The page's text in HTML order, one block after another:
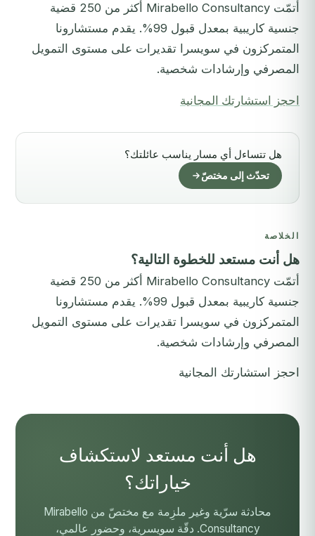
أتمّت Mirabello Consultancy أكثر من 250 قضية
جنسية كاريبية بمعدل قبول 99%. يقدم مستشارونا
المتمركزون في سويسرا تقديرات على مستوى التمويل
المصرفي وإرشادات شخصية.
احجز استشارتك المجانية
هل تتساءل أي مسار يناسب عائلتك؟
تحدّث إلى مختصّ
الخلاصة
هل أنت مستعد للخطوة التالية؟
أتمّت Mirabello Consultancy أكثر من 250 قضية
جنسية كاريبية بمعدل قبول 99%. يقدم مستشارونا
المتمركزون في سويسرا تقديرات على مستوى التمويل
المصرفي وإرشادات شخصية.
احجز استشارتك المجانية
هل أنت مستعد لاستكشاف
خياراتك؟
محادثة سرّية وغير ملزِمة مع مختصّ من Mirabello
Consultancy. دقّة سويسرية، وحضور عالمي،